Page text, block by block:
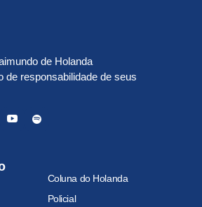
de Holanda
de responsabilidade de seus
Coluna do Holanda
Policial